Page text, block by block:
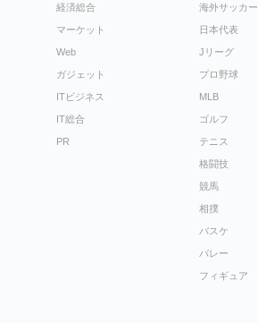
経済総合
マーケット
Web
ガジェット
ITビジネス
IT総合
PR
海外サッカー
日本代表
Jリーグ
プロ野球
MLB
ゴルフ
テニス
格闘技
競馬
相撲
バスケ
バレー
フィギュア